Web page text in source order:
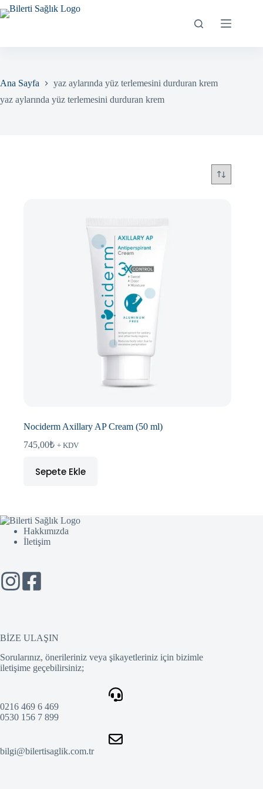
Skip
to
Ana Sayfa
yaz aylarında yüz terlemesini durduran krem
yaz aylarında yüz terlemesini durduran krem
Nociderm Axillary AP Cream (50 ml)
745,00₺ + KDV
Sepete Ekle
Hakkımızda
İletişim
BİZE ULAŞIN
Sorularınız, önerileriniz veya şikayetleriniz için bizimle
iletişime geçebilirsiniz;
0216 469 6 469
0530 156 7 899
bilgi@bilertisaglik.com.tr